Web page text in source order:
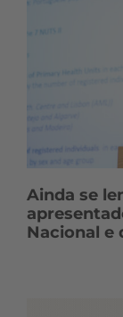
Ainda se
Nacional e